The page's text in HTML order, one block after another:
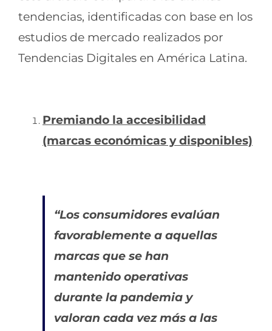
tendencias, identificadas con base en los
estudios de mercado realizados por
Tendencias Digitales en América Latina.
Premiando la accesibilidad
(marcas económicas y disponibles)
“Los consumidores evalúan
favorablemente a aquellas
marcas que se han
mantenido operativas
durante la pandemia y
valoran cada vez más a las